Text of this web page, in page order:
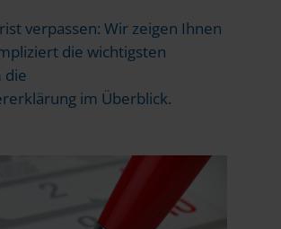
verpassen: Wir zeigen Ihnen
die wichtigsten
die
im Überblick.